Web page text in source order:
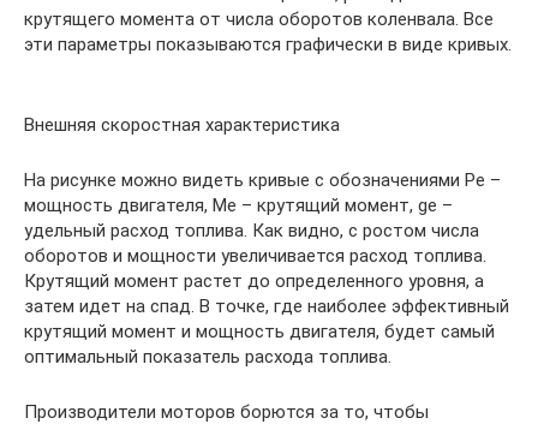
крутящего момента от числа оборотов коленвала. Все
эти параметры показываются графически в виде кривых.
Внешняя скоростная характеристика
На рисунке можно видеть кривые с обозначениями Pe –
мощность двигателя, Mе – крутящий момент, ge –
удельный расход топлива. Как видно, с ростом числа
оборотов и мощности увеличивается расход топлива.
Крутящий момент растет до определенного уровня, а
затем идет на спад. В точке, где наиболее эффективный
крутящий момент и мощность двигателя, будет самый
оптимальный показатель расхода топлива.
Производители моторов борются за то, чтобы